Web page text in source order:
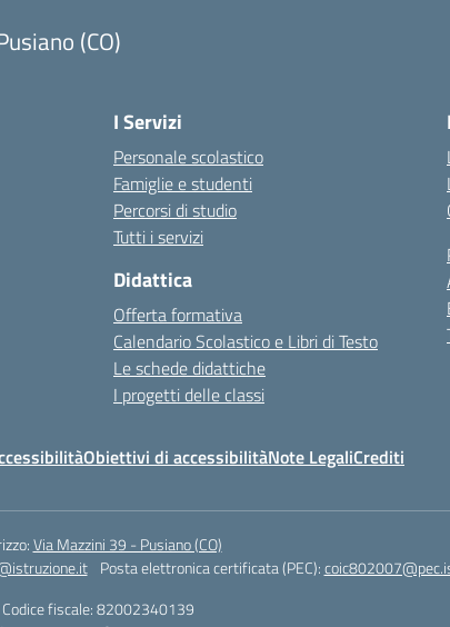
(CO)
I Servizi
Personale scolastico
Famiglie e studenti
Percorsi di studio
Tutti i servizi
Didattica
Offerta formativa
Calendario Scolastico e Libri di Testo
Le schede didattiche
I progetti delle classi
Obiettivi di accessibilitàNote LegaliCrediti
Via Mazzini 39 - Pusiano (CO)
Posta elettronica certificata (PEC):
Codice fiscale: 82002340139